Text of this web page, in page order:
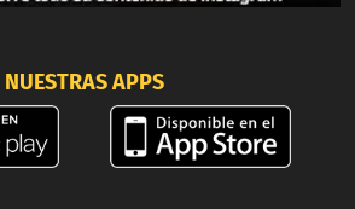
NUESTRAS APPS